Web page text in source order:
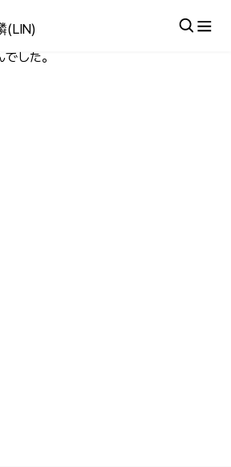
(LIN)
した。